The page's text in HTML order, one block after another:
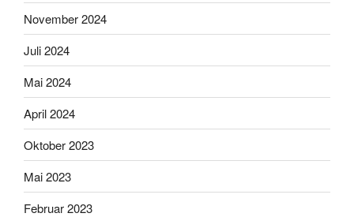
November 2024
Juli 2024
Mai 2024
April 2024
Oktober 2023
Mai 2023
Februar 2023